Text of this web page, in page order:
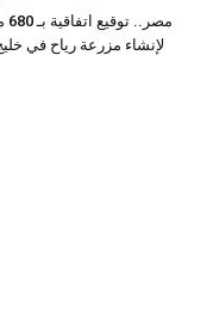
لإنشاء‭ ‬مزرعة رياح في خليج السويس